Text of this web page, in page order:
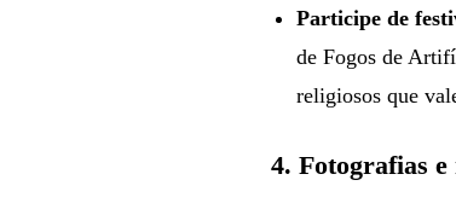
Participe de
de Fogos de
religiosos que
4.Fotografias